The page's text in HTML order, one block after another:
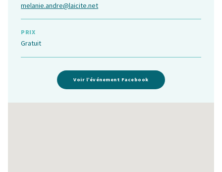
melanie.andre@laicite.net
PRIX
Gratuit
Voir l’événement Facebook